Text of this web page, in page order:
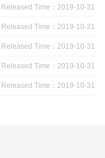
Released Time：2019-10-31
Released Time：2019-10-31
Released Time：2019-10-31
Released Time：2019-10-31
Released Time：2019-10-31